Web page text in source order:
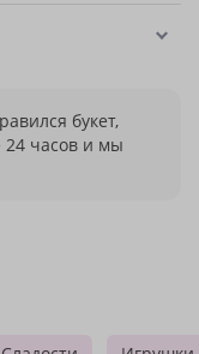
букет,
24 часов и мы